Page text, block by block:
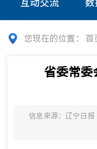
您现在的位置： 首
省委常委
信息来源：辽宁日报